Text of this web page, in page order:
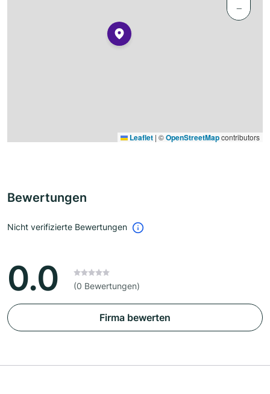
−
Leaflet | ©OpenStreetMapcontributors
Bewertungen
Nicht verifizierte Bewertungen
0.0 (0 Bewertungen)
Firma bewerten